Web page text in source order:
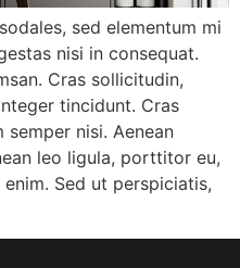
sed elementum mi
nisi in consequat.
Cras sollicitudin,
tincidunt. Cras
semper nisi. Aenean
leo ligula, porttitor eu,
Sed ut perspiciatis,